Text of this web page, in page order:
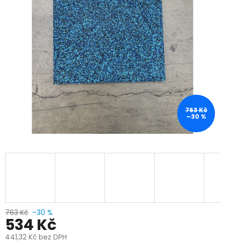
763 Kč
–30 %
763 Kč –30 %
534 Kč
441,32 Kč bez DPH